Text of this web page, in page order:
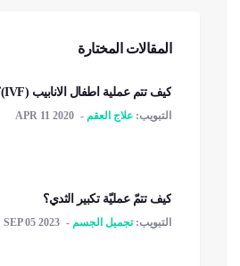
المقالات المختارة
كيف تتم عملية اطفال الانابيب (IVF)؟
التبويب: علاج العقم APR 11 2020
كيف تتمّ عمليّة تكبير الثدي؟
التبويب: تجميل الجسم SEP 05 2023